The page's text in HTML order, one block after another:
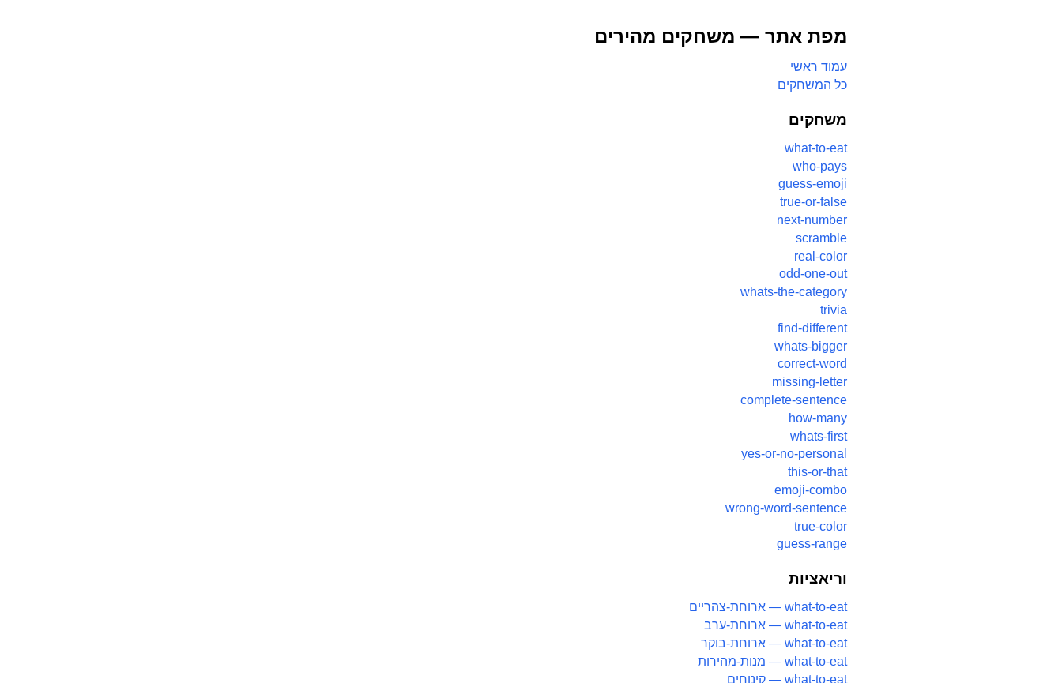
מפת אתר — משחקים מהירים
עמוד ראשי
כל המשחקים
משחקים
what-to-eat
who-pays
guess-emoji
true-or-false
next-number
scramble
real-color
odd-one-out
whats-the-category
trivia
find-different
whats-bigger
correct-word
missing-letter
complete-sentence
how-many
whats-first
yes-or-no-personal
this-or-that
emoji-combo
wrong-word-sentence
true-color
guess-range
וריאציות
what-to-eat — ארוחת-צהריים
what-to-eat — ארוחת-ערב
what-to-eat — ארוחת-בוקר
what-to-eat — מנות-מהירות
what-to-eat — קינוחים